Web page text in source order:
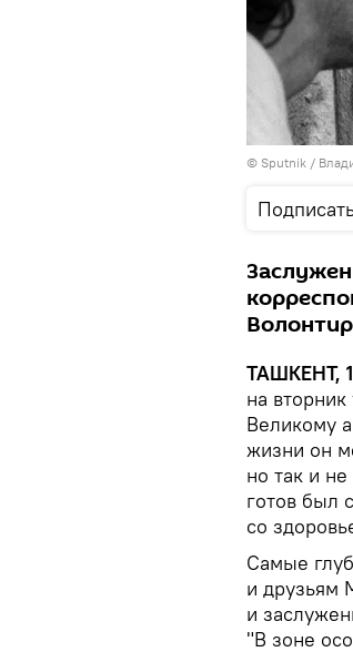
© Sputnik /
ТАШКЕНТ,
на
Великому
жизни он
но так и
готов был
со
Самые
и друзьям
и
"В зоне